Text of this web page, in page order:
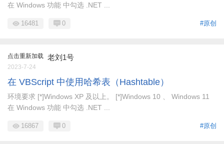
在 Windows 功能 中勾选 .NET ...
#原创
16481 0
点击重新加载 老刘1号
2023-7-24
在 VBScript 中使用哈希表（Hashtable）
环境要求 [*]Windows XP 及以上。 [*]Windows 10 、 Windows 11
在 Windows 功能 中勾选 .NET ...
#原创
16867 0